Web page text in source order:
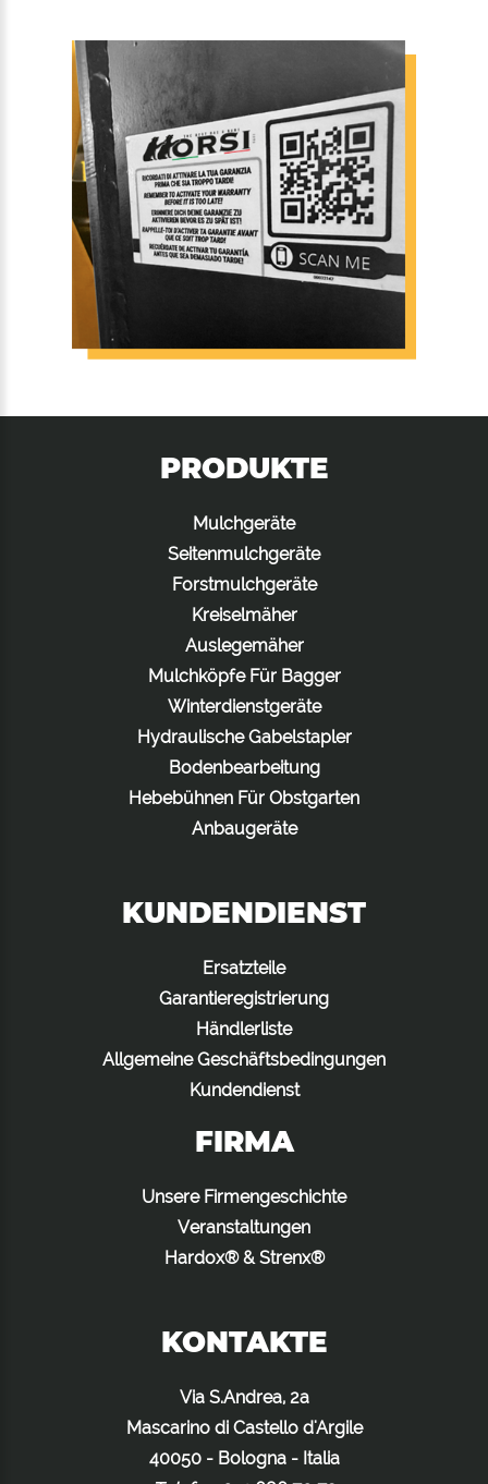
PRODUKTE
Mulchgeräte
Seitenmulchgeräte
Forstmulchgeräte
Kreiselmäher
Auslegemäher
Mulchköpfe Für Bagger
Winterdienstgeräte
Hydraulische Gabelstapler
Bodenbearbeitung
Hebebühnen Für Obstgarten
Anbaugeräte
KUNDENDIENST
Ersatzteile
Garantieregistrierung
Händlerliste
Allgemeine Geschäftsbedingungen
Kundendienst
FIRMA
Unsere Firmengeschichte
Veranstaltungen
Hardox® & Strenx®
KONTAKTE
Via S.Andrea, 2a
Mascarino di Castello d'Argile
40050 - Bologna - Italia